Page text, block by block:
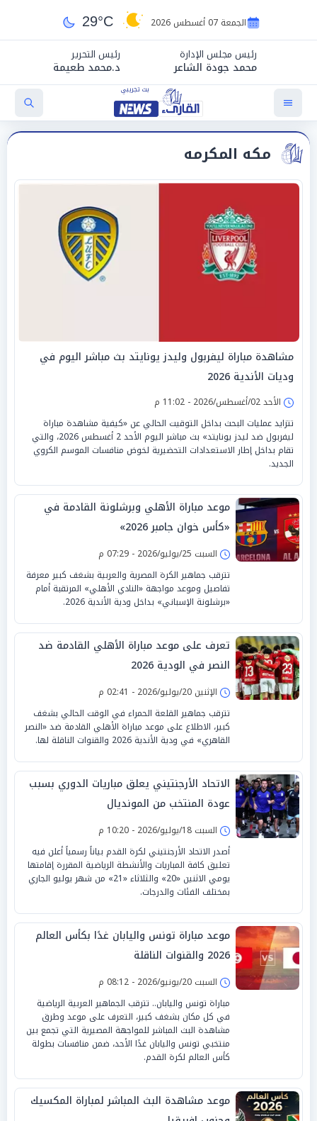
الجمعة 07 أغسطس 2026 29°C
رئيس مجلس الإدارة
محمد جودة الشاعر
رئيس التحرير
د.محمد طعيمة
مكه المكرمه
مشاهدة مباراة ليفربول وليدز يونايتد بث مباشر اليوم في
وديات الأندية 2026
الأحد 02/أغسطس/2026 - 11:02 م
تتزايد عمليات البحث بداخل التوقيت الحالي عن «كيفية مشاهدة مباراة
ليفربول ضد ليدز يونايتد» بث مباشر اليوم الأحد 2 أغسطس 2026، والتي
تقام بداخل إطار الاستعدادات التحضيرية لخوض منافسات الموسم الكروي
الجديد.
موعد مباراة الأهلي وبرشلونة القادمة في
«كأس خوان جامبر 2026»
السبت 25/يوليو/2026 - 07:29 م
تترقب جماهير الكرة المصرية والعربية بشغف كبير معرفة
تفاصيل وموعد مواجهة «النادي الأهلي» المرتقبة أمام
«برشلونة الإسباني» بداخل ودية الأندية 2026.
تعرف على موعد مباراة الأهلي القادمة ضد
النصر في الودية 2026
الإثنين 20/يوليو/2026 - 02:41 م
تترقب جماهير القلعة الحمراء في الوقت الحالي بشغف
كبير، الاطلاع على موعد مباراة الأهلي القادمة ضد «النصر
القاهري» في ودية الأندية 2026 والقنوات الناقلة لها.
الاتحاد الأرجنتيني يعلق مباريات الدوري بسبب
عودة المنتخب من المونديال
السبت 18/يوليو/2026 - 10:20 م
أصدر الاتحاد الأرجنتيني لكرة القدم بياناً رسمياً أعلن فيه
تعليق كافة المباريات والأنشطة الرياضية المقررة إقامتها
يومي الاثنين «20» والثلاثاء «21» من شهر يوليو الجاري
بمختلف الفئات والدرجات.
موعد مباراة تونس واليابان غدًا بكأس العالم
2026 والقنوات الناقلة
السبت 20/يونيو/2026 - 08:12 م
مباراة تونس واليابان.. تترقب الجماهير العربية الرياضية
في كل مكان بشغف كبير، التعرف على موعد وطرق
مشاهدة البث المباشر للمواجهة المصيرية التي تجمع بين
منتخبي تونس واليابان غدًا الأحد، ضمن منافسات بطولة
كأس العالم لكرة القدم.
موعد مشاهدة البث المباشر لمباراة المكسيك